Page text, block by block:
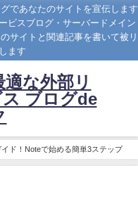
であなたのサイトを宣伝します
ビスブログ・サーバードメイン
サイトと関連記事を書いて被リ
ます
な外部リ
ブログde
ド！Noteで始める簡単3ステップ